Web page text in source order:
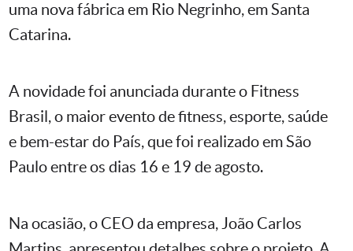
uma nova fábrica em Rio Negrinho, em Santa
Catarina.
A novidade foi anunciada durante o Fitness
Brasil, o maior evento de fitness, esporte, saúde
e bem-estar do País, que foi realizado em São
Paulo entre os dias 16 e 19 de agosto.
Na ocasião, o CEO da empresa, João Carlos